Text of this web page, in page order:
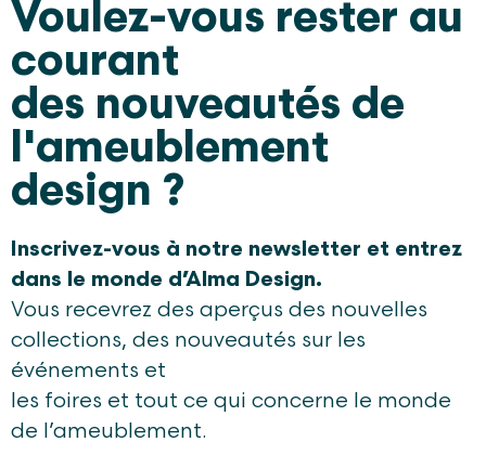
Voulez-vous rester au
courant
des nouveautés de
l'ameublement
design ?
Inscrivez-vous à notre newsletter et entrez
dans le monde d’Alma Design.
Vous recevrez des aperçus des nouvelles
collections, des nouveautés sur les
événements et
les foires et tout ce qui concerne le monde
de l’ameublement.